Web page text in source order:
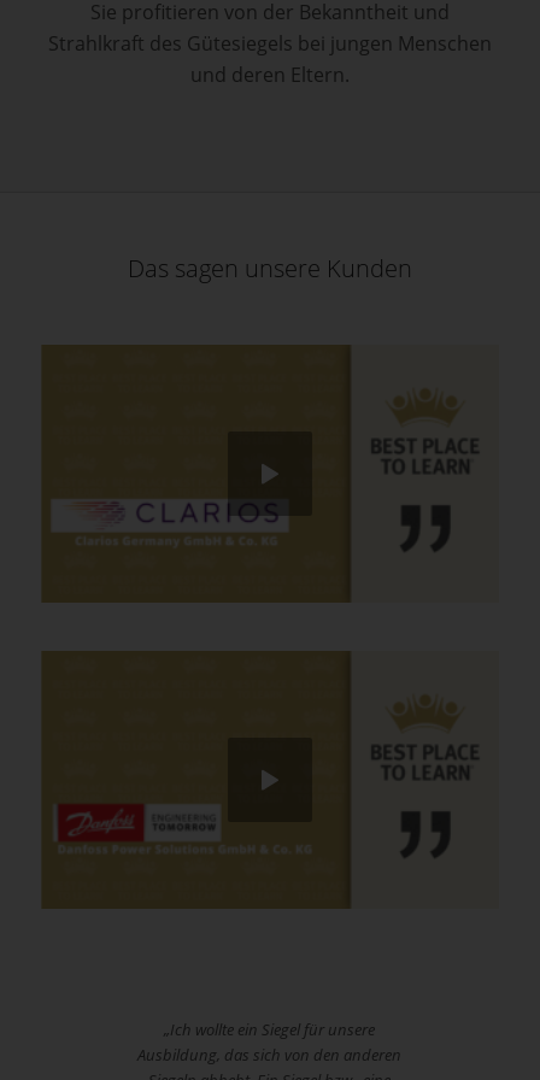
Sie profitieren von der Bekanntheit und
Strahlkraft des Gütesiegels bei jungen Menschen
und deren Eltern.
Das sagen unsere Kunden
„Ich wollte ein Siegel für unsere
Ausbildung, das sich von den anderen